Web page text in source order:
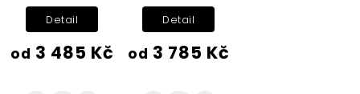
od 3 485 Kč
Detail
od 3 785 Kč
Detail